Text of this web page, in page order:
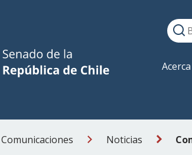
Comunicaciones Noticias